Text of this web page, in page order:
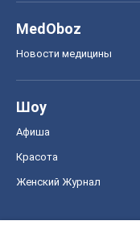
MedOboz
Новости медицины
Шоу
Афиша
Красота
Женский Журнал